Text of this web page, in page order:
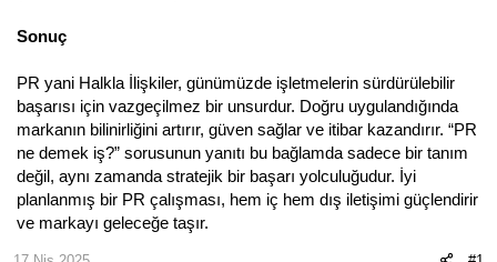
Sonuç
PR yani Halkla İlişkiler, günümüzde işletmelerin sürdürülebilir
başarısı için vazgeçilmez bir unsurdur. Doğru uygulandığında
markanın bilinirliğini artırır, güven sağlar ve itibar kazandırır. “PR
ne demek iş?” sorusunun yanıtı bu bağlamda sadece bir tanım
değil, aynı zamanda stratejik bir başarı yolculuğudur. İyi
planlanmış bir PR çalışması, hem iç hem dış iletişimi güçlendirir
ve markayı geleceğe taşır.